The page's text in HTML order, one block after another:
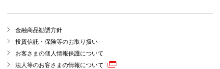
金融商品勧誘方針
投資信託・保険等のお取り扱い
お客さまの個人情報保護について
法人等のお客さまの情報について